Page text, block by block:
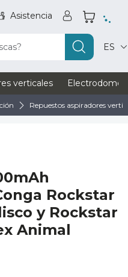
Asistencia
ES
verticales
Repuestos aspiradores
Rockstar
y Rockstar
Animal